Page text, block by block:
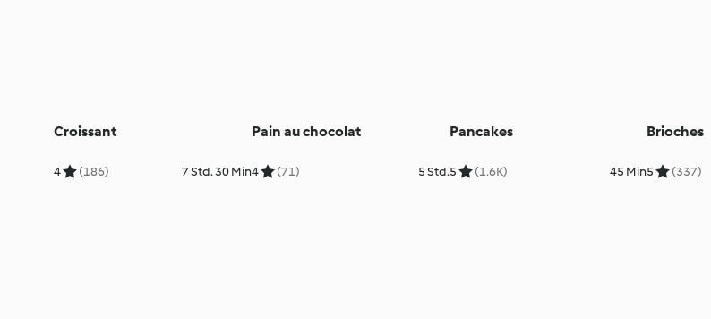
Croissant
4 (186) 7 Std. 30 Min
Pain au chocolat
4 (71) 5 Std.
Pancakes
5 (1.6K) 45 Min
Brioches
5 (337)